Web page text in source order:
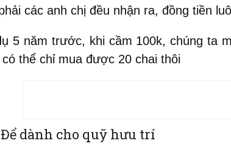
các anh chị đều nhận ra, đồng tiền
5 năm trước, khi cầm 100k, chúng ta
có thể chỉ mua được 20 chai thôi
Để dành cho quỹ hưu trí